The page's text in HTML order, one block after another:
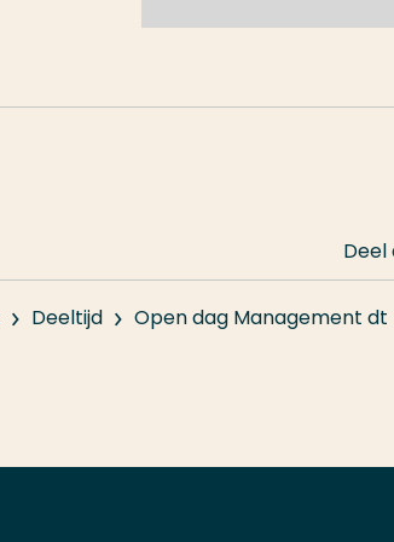
Deeltijd Open dag Management dt
Deel